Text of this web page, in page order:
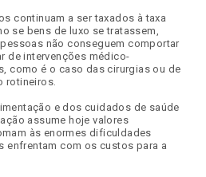
continuam a ser taxados à taxa
se bens de luxo se tratassem,
não conseguem comportar
de intervenções médico-
como é o caso das cirurgias ou de
rotineiros.
e dos cuidados de saúde
assume hoje valores
às enormes dificuldades
enfrentam com os custos para a